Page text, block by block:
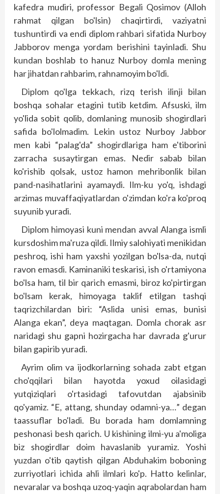
kafedra mudiri, professor Begali Qosimov (Alloh
rahmat qilgan bo'lsin) chaqirtirdi, vaziyatni
tushuntirdi va endi diplom rahbari sifatida Nurboy
Jabborov menga yordam berishini tayinladi. Shu
kundan boshlab to hanuz Nurboy domla mening
har jihatdan rahbarim, rahnamoyim bo'ldi.
Diplom qo'lga tekkach, rizq terish ilinji bilan
boshqa sohalar etagini tutib ketdim. Afsuski, ilm
yo'lida sobit qolib, domlaning munosib shogirdlari
safida bo'lolmadim. Lekin ustoz Nurboy Jabbor
men kabi “palag'da” shogirdlariga ham e'tiborini
zarracha susaytirgan emas. Nedir sabab bilan
ko'rishib qolsak, ustoz hamon mehribonlik bilan
pand-nasihatlarini ayamaydi. Ilm-ku yo'q, ishdagi
arzimas muvaffaqiyatlardan o'zimdan ko'ra ko'proq
suyunib yuradi.
Diplom himoyasi kuni mendan avval Alanga ismli
kursdoshim ma'ruza qildi. Ilmiy salohiyati menikidan
peshroq, ishi ham yaxshi yozilgan bo'lsa-da, nutqi
ravon emasdi. Kaminaniki teskarisi, ish o'rtamiyona
bo'lsa ham, til bir qarich emasmi, biroz ko'pirtirgan
bo'lsam kerak, himoyaga taklif etilgan tashqi
taqrizchilardan biri: “Aslida unisi emas, bunisi
Alanga ekan”, deya maqtagan. Domla chorak asr
naridagi shu gapni hozirgacha har davrada g'urur
bilan gapirib yuradi.
Ayrim olim va ijodkorlarning sohada zabt etgan
cho'qqilari bilan hayotda yoxud oilasidagi
yutqiziqlari o'rtasidagi tafovutdan ajabsinib
qo'yamiz. “E, attang, shunday odamni-ya…” degan
taassuflar bo'ladi. Bu borada ham domlamning
peshonasi besh qarich. U kishining ilmi-yu a'moliga
biz shogirdlar doim havaslanib yuramiz. Yoshi
yuzdan o'tib qaytish qilgan Abduhakim boboning
zurriyotlari ichida ahli ilmlari ko'p. Hatto kelinlar,
nevaralar va boshqa uzoq-yaqin aqrabolardan ham